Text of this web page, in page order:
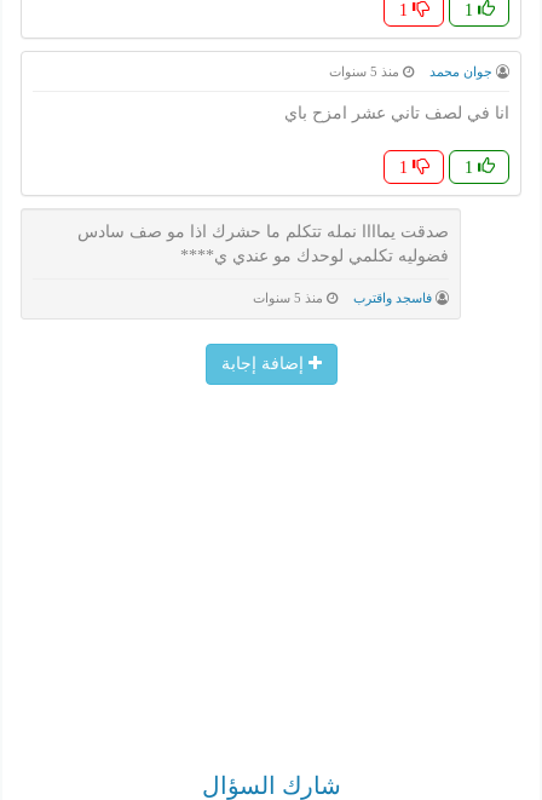
1
1
جوان محمد منذ 5 سنوات
انا في لصف تاني عشر امزح باي
1
1
صدقت يماااا نمله تتكلم ما حشرك اذا مو صف سادس
فضوليه تكلمي لوحدك مو عندي ي****
فاسجد واقترب منذ 5 سنوات
إضافة إجابة
شارك السؤال